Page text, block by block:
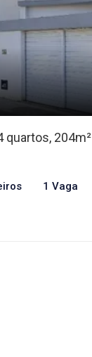
quartos, 204m²
1 Vaga